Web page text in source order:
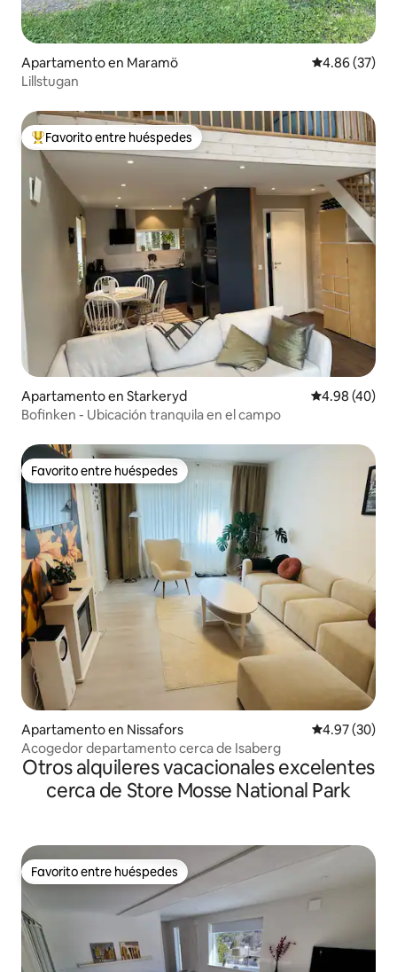
Apartamento en Maramö Calificación
4.86 (37)
Lillstugan
Favorito entre huéspedes preferido
Favorito entre huéspedes
Apartamento en Starkeryd Calificación
4.98 (40)
Bofinken - Ubicación tranquila en el campo
Favorito entre huéspedes
Favorito entre huéspedes
Apartamento en Nissafors Calificación
4.97 (30)
Acogedor departamento cerca de Isaberg
Otros alquileres vacacionales excelentes
cerca de Store Mosse National Park
Favorito entre huéspedes
Favorito entre huéspedes